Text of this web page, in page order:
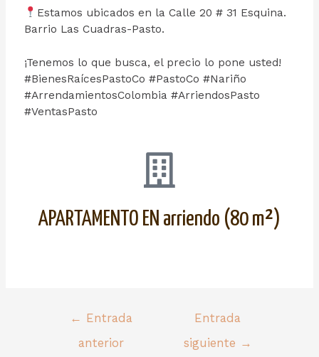
Estamos ubicados en la Calle 20 # 31 Esquina.
Barrio Las Cuadras-Pasto.
¡Tenemos lo que busca, el precio lo pone usted!
#BienesRaícesPastoCo #PastoCo #Nariño
#ArrendamientosColombia #ArriendosPasto
#VentasPasto
APARTAMENTO EN arriendo (80 m²)
← Entrada
anterior
Entrada
siguiente →